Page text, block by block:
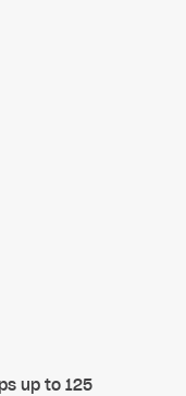
up to 125